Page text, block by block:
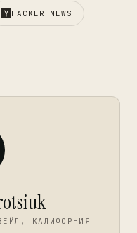
HACKER NEWS
КАЛИФОРНИЯ